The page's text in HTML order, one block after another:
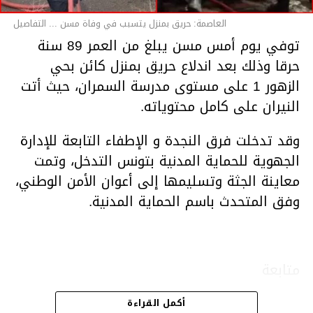
العاصمة: حريق بمنزل يتسبب في وفاة مسن ... التفاصيل
توفي يوم أمس مسن يبلغ من العمر 89 سنة
حرقا وذلك بعد اندلاع حريق بمنزل كائن بحي
الزهور 1 على مستوى مدرسة السمران، حيث أتت
النيران على كامل محتوياته.
وقد تدخلت فرق النجدة و الإطفاء التابعة للإدارة
الجهوية للحماية المدنية بتونس التدخل، وتمت
معاينة الجثة وتسليمها إلى أعوان الأمن الوطني،
وفق المتحدث باسم الحماية المدنية.
أكمل القراءة